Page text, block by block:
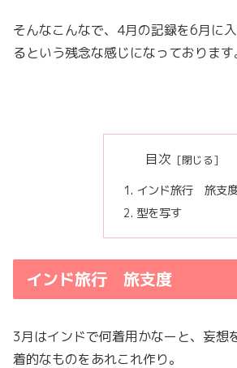
そんなこんなで、4月の記録を6月に
るという残念な感じになっております
目次
インド旅行 旅支
型を写す
インド旅行 旅支度
3月はインドで何着用かなーと、妄想
着的なものをあれこれ作り。